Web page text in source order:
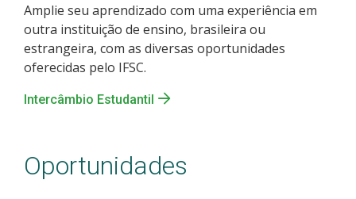
Amplie seu aprendizado com uma experiência em
outra instituição de ensino, brasileira ou
estrangeira, com as diversas oportunidades
oferecidas pelo IFSC.
Intercâmbio Estudantil
Oportunidades